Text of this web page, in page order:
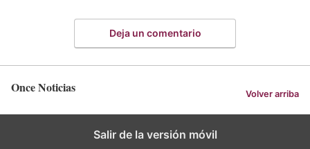
Deja un comentario
Once Noticias Volver arriba
Salir de la versión móvil